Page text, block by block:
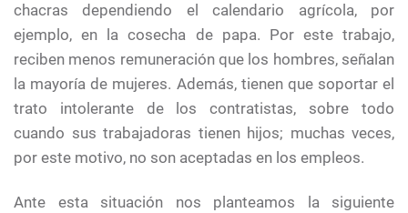
chacras dependiendo el calendario agrícola, por
ejemplo, en la cosecha de papa. Por este trabajo,
reciben menos remuneración que los hombres, señalan
la mayoría de mujeres. Además, tienen que soportar el
trato intolerante de los contratistas, sobre todo
cuando sus trabajadoras tienen hijos; muchas veces,
por este motivo, no son aceptadas en los empleos.
Ante esta situación nos planteamos la siguiente